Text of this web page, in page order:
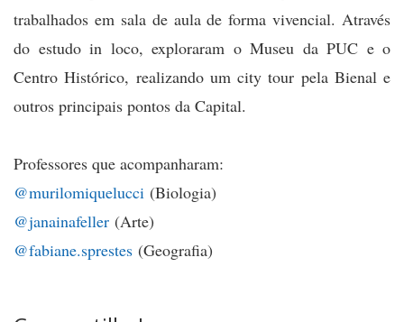
trabalhados em sala de aula de forma vivencial. Através
do estudo in loco, exploraram o Museu da PUC e o
Centro Histórico, realizando um city tour pela Bienal e
outros principais pontos da Capital.
Professores que acompanharam:
@murilomiquelucci (Biologia)
@janainafeller (Arte)
@fabiane.sprestes (Geografia)